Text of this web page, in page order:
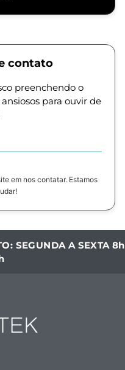
contato
preenchendo o
para ouvir de
em nos contatar. Estamos
SEGUNDA A SEXTA 8h